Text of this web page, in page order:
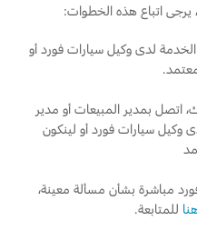
يرجى اتباع هذه الخطوات:
لدى وكيل سيارات فورد أو
اتصل بمدير المبيعات أو مدير
وكيل سيارات فورد أو لينكون
مباشرة بشأن مسألة معينة،
للمتابعة.